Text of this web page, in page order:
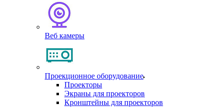
Веб камеры
Проекционное оборудование
Проекторы
Экраны для проекторов
Кронштейны для проекторов